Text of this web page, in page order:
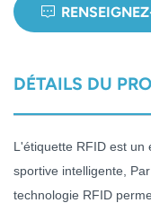
DÉTAILS DU
L'étiquette RFID est un
sportive intelligente,
technologie RFID